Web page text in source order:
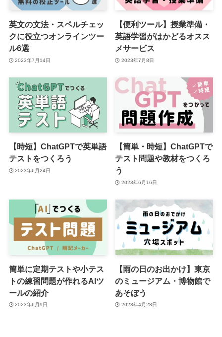
英文の文法・スペルチェッ
クに役立つオンラインツー
ル6選
2023年7月14日
【便利ツール】授業準備・
英語学習がはかどるオスス
メサービス
2023年7月8日
【時短】ChatGPTで英単語
テストをつくろう
2023年6月24日
【簡単・時短】ChatGPTで
テスト問題や教材をつくろ
う
2023年6月16日
簡単に定期テストや小テス
トの練習問題が作れるAIツ
ールの紹介
2023年6月9日
【雨の日のお出かけ】東京
のミュージアム・博物館で
あそぼう
2023年4月28日